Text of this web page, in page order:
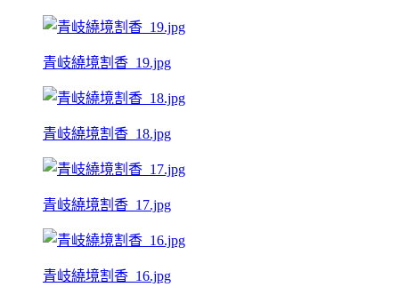
青岐繞境割香_19.jpg
青岐繞境割香_18.jpg
青岐繞境割香_17.jpg
青岐繞境割香_16.jpg